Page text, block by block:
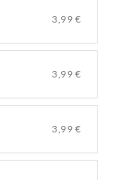
3,99 €
3,99 €
3,99 €